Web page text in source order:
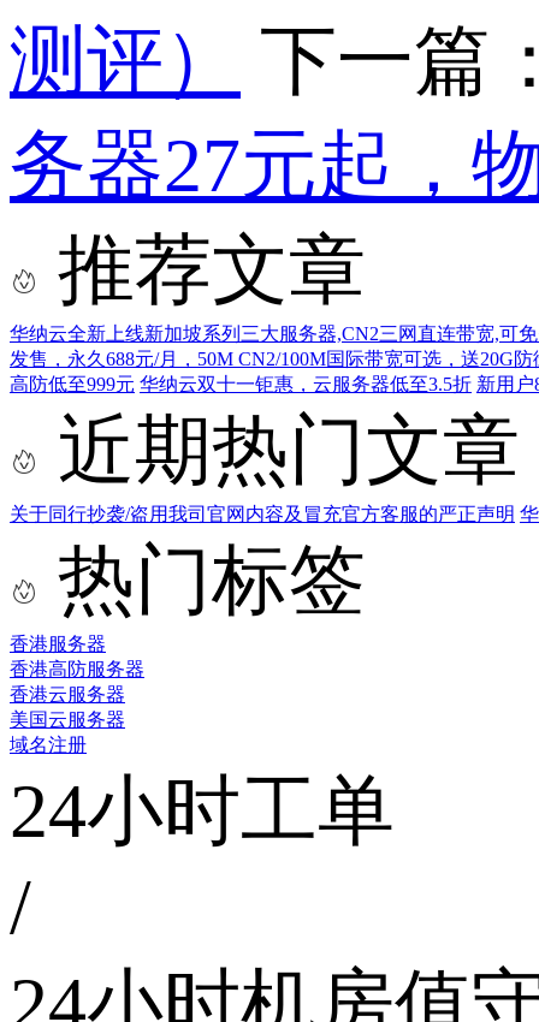
测评）
下一篇
务器27元起，
推荐文章
华纳云全新上线新加坡系列三大服务器,CN2三网直连带宽,可
发售，永久688元/月，50M CN2/100M国际带宽可选，送20G
高防低至999元 华纳云双十一钜惠，云服务器低至3.5折 新用户
近期热门文章
关于同行抄袭/盗用我司官网内容及冒充官方客服的严正声明
热门标签
香港服务器
香港高防服务器
香港云服务器
美国云服务器
域名注册
24小时工单
/
24小时机房值